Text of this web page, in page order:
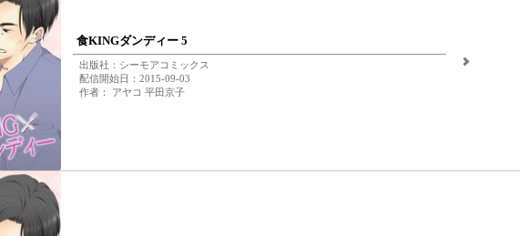
食KINGダンディー 5
出版社：シーモアコミックス
配信開始日：2015-09-03
作者： アヤコ 平田京子